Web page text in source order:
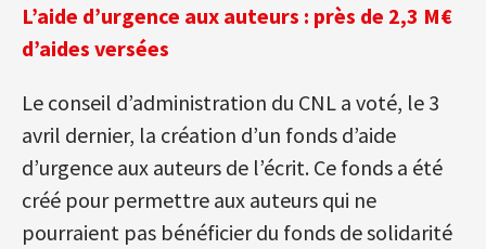
L’aide d’urgence aux auteurs : près de 2,3 M€
d’aides versées
Le conseil d’administration du CNL a voté, le 3
avril dernier, la création d’un fonds d’aide
d’urgence aux auteurs de l’écrit. Ce fonds a été
créé pour permettre aux auteurs qui ne
pourraient pas bénéficier du fonds de solidarité